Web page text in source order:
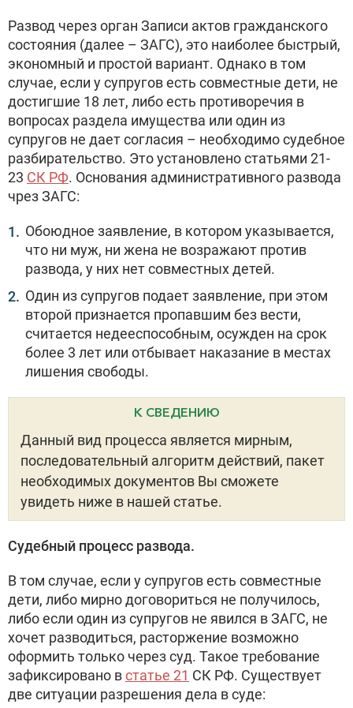
Развод через орган Записи актов гражданского
состояния (далее – ЗАГС), это наиболее быстрый,
экономный и простой вариант. Однако в том
случае, если у супругов есть совместные дети, не
достигшие 18 лет, либо есть противоречия в
вопросах раздела имущества или один из
супругов не дает согласия – необходимо судебное
разбирательство. Это установлено статьями 21-
23 СК РФ. Основания административного развода
чрез ЗАГС:
Обоюдное заявление, в котором указывается,
что ни муж, ни жена не возражают против
развода, у них нет совместных детей.
Один из супругов подает заявление, при этом
второй признается пропавшим без вести,
считается недееспособным, осужден на срок
более 3 лет или отбывает наказание в местах
лишения свободы.
К СВЕДЕНИЮ
Данный вид процесса является мирным,
последовательный алгоритм действий, пакет
необходимых документов Вы сможете
увидеть ниже в нашей статье.
Судебный процесс развода.
В том случае, если у супругов есть совместные
дети, либо мирно договориться не получилось,
либо если один из супругов не явился в ЗАГС, не
хочет разводиться, расторжение возможно
оформить только через суд. Такое требование
зафиксировано встатье 21 СК РФ. Существует
две ситуации разрешения дела в суде: